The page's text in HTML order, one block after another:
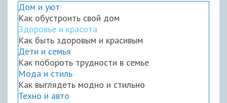
Дом и уют
Как обустроить свой дом
Здоровье и красота
Как быть здоровым и красивым
Дети и семья
Как побороть трудности в семье
Мода и стиль
Как выглядеть модно и стильно
Техно и авто